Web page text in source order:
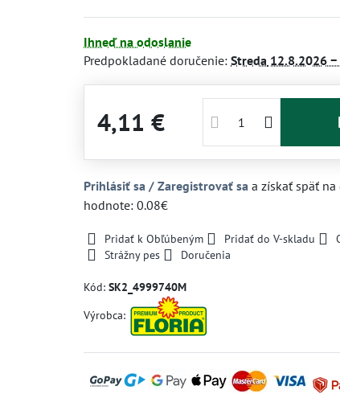
Ihneď na odoslanie
Predpokladané doručenie:Streda 12.8.2026 −
4,11 €
Prihlásiť sa / Zaregistrovať sa a získať späť
hodnote: 0.08€
Pridať k Obľúbeným Pridať do V-skladu
Strážny pes
Doručenia
Kód:SK2_4999740M
Výrobca: